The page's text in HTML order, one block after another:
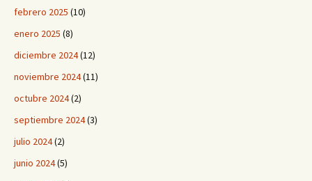
febrero 2025 (10)
enero 2025 (8)
diciembre 2024(12)
noviembre 2024(11)
octubre 2024(2)
septiembre 2024(3)
julio 2024(2)
junio 2024(5)